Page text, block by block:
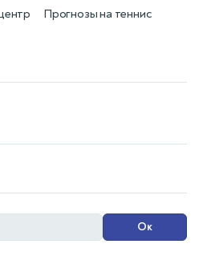
Прогнозы на теннис
Ок